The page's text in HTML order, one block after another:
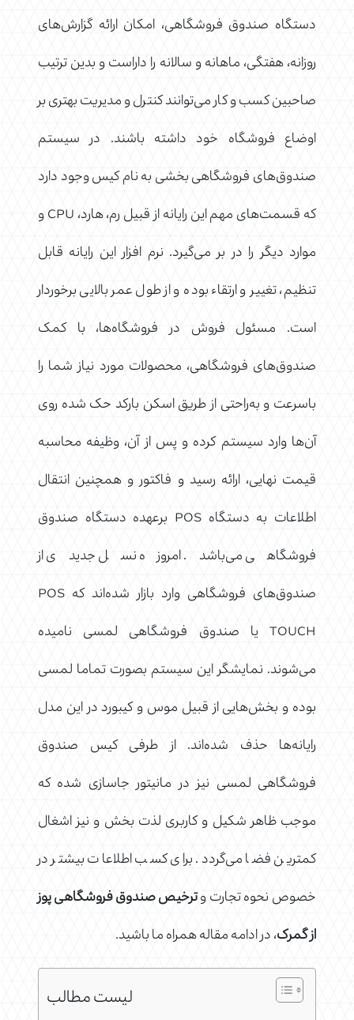
دستگاه صندوق فروشگاهی، امکان ارائه گزارش‌های
روزانه، هفتگی، ماهانه و سالانه را داراست و بدین ترتیب
صاحبین کسب و کار می‌توانند کنترل و مدیریت بهتری بر
اوضاع فروشگاه خود داشته باشند. در سیستم‌
صندوق‌های فروشگاهی بخشی به نام کیس وجود دارد
که قسمت‌های مهم این رایانه از قبیل رم، هارد، CPU و
موارد دیگر را در بر می‌گیرد. نرم افزار این رایانه قابل
تنظیم، تغییر و ارتقاء بوده و از طول عمر بالایی برخوردار
است. مسئول فروش در فروشگاه‌ها، با کمک
صندوق‌های فروشگاهی، محصولات مورد نیاز شما را
باسرعت و به‌راحتی از طریق اسکن بارکد حک شده روی
آن‌ها وارد سیستم کرده و پس از آن، وظیفه محاسبه
قیمت نهایی، ارائه رسید و فاکتور و همچنین انتقال
اطلاعات به دستگاه POS برعهده دستگاه صندوق
فروشگاهی می‌باشد. امروزه نسل جدیدی از
صندوق‌های فروشگاهی وارد بازار شده‌اند که POS
TOUCH یا صندوق فروشگاهی لمسی نامیده
می‌شوند. نمایشگر این سیستم بصورت تماما لمسی
بوده و بخش‌هایی از قبیل موس و کیبورد در این مدل
رایانه‌ها حذف شده‌اند. از طرفی کیس صندوق
فروشگاهی لمسی نیز در مانیتور جاسازی شده که
موجب ظاهر شکیل و کاربری لذت بخش و نیز اشغال
کمترین فضا می‌گردد. برای کسب اطلاعات بیشتر در
خصوص نحوه تجارت وترخیص صندوق فروشگاهی پوز
از گمرک، در ادامه مقاله همراه ما باشید.
لیست مطالب